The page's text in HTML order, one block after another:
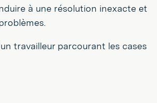
à une résolution inexacte et